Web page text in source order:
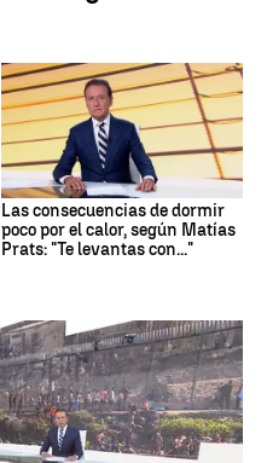
Las consecuencias de dormir
poco por el calor, según Matías
Prats: "Te levantas con..."